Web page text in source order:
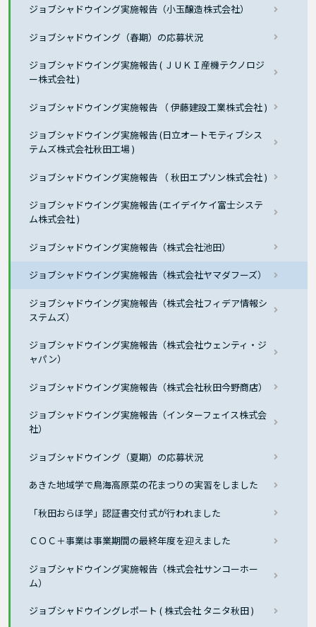
ジョブシャドウイング実施報告（小玉醸造株式会社）
ジョブシャドウイング（春期）の応募状況
ジョブシャドウイング実施報告 ( ＪＵＫＩ産機テクノロジ
ー株式会社 )
ジョブシャドウイング実施報告 （ 伊藤建設工業株式会社 )
ジョブシャドウイング実施報告 (日立オートモティブシス
テムズ株式会社秋田工場 )
ジョブシャドウイング実施報告 （ 秋田エプソン株式会社 )
ジョブシャドウイング実施報告 (エイデイケイ富士システ
ム株式会社 )
ジョブシャドウイング実施報告（株式会社池田）
ジョブシャドウイング実施報告（株式会社ヤマダフーズ）
ジョブシャドウイング実施報告（株式会社フィデア情報シ
ステムズ）
ジョブシャドウイング実施報告（株式会社ウェンティ・ジ
ャパン）
ジョブシャドウイング実施報告（株式会社秋田今野商店）
ジョブシャドウイング実施報告（インターフェイス株式会
社）
ジョブシャドウイング（夏期）の応募状況
あきた地域学で鳥海高原菜の花まつりの実習をしました
「秋田おらほ学」認証書交付式が行われました
ＣＯＣ＋事業は事業期間の最終年度を迎えました
ジョブシャドウイング実施報告（株式会社サンコーホー
ム）
ジョブシャドウイングレポート ( 株式会社 タニタ秋田 )